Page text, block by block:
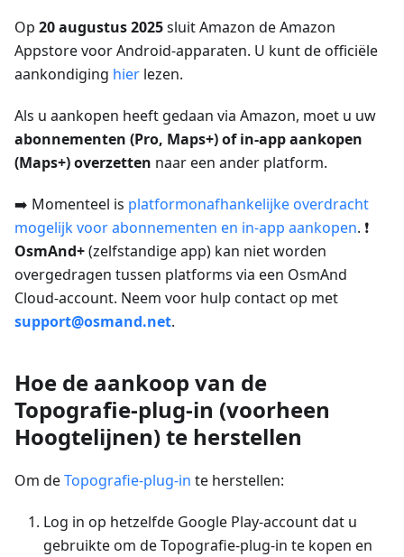
Op 20 augustus 2025sluit Amazon de Amazon
Appstore voor Android-apparaten. U kunt de officiële
aankondiging hier lezen.
Als u aankopen heeft gedaan via Amazon, moet u uw
abonnementen (Pro, Maps+) of in-app aankopen
(Maps+) overzetten naar een ander platform.
➡️ Momenteel is platformonafhankelijke overdracht
mogelijk voor abonnementen en in-app aankopen. ❗
OsmAnd+(zelfstandige app) kan niet worden
overgedragen tussen platforms via een OsmAnd
Cloud-account. Neem voor hulp contact op met
support@osmand.net.
Hoe de aankoop van de
Topografie-plug-in (voorheen
Hoogtelijnen) te herstellen
Om deTopografie-plug-in te herstellen:
Log in op hetzelfde Google Play-account dat u
gebruikte om de Topografie-plug-in te kopen en